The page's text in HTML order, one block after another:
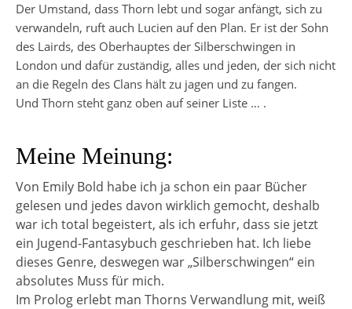
Der Umstand, dass Thorn lebt und sogar anfängt, sich zu
verwandeln, ruft auch Lucien auf den Plan. Er ist der Sohn
des Lairds, des Oberhauptes der Silberschwingen in
London und dafür zuständig, alles und jeden, der sich nicht
an die Regeln des Clans hält zu jagen und zu fangen.
Und Thorn steht ganz oben auf seiner Liste … .
Meine Meinung:
Von Emily Bold habe ich ja schon ein paar Bücher
gelesen und jedes davon wirklich gemocht, deshalb
war ich total begeistert, als ich erfuhr, dass sie jetzt
ein Jugend-Fantasybuch geschrieben hat. Ich liebe
dieses Genre, deswegen war „Silberschwingen“ ein
absolutes Muss für mich.
Im Prolog erlebt man Thorns Verwandlung mit, weiß